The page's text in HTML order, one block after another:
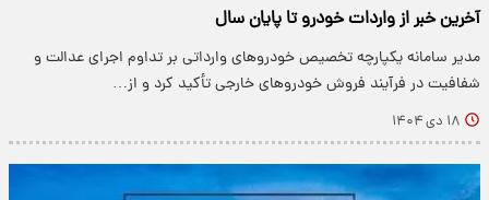
آخرین خبر از واردات خودرو تا پایان سال
مدیر سامانه یکپارچه تخصیص خودروهای وارداتی بر تداوم اجرای عدالت و
شفافیت در فرآیند فروش خودروهای خارجی تأکید کرد و از…
۱۸ دی ۱۴۰۴